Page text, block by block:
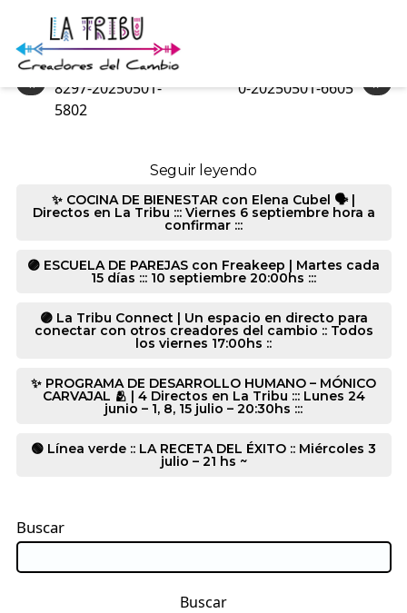
«
8297-20250501-
5802
»
0-20250501-6605
Seguir leyendo
✨ COCINA DE BIENESTAR con Elena Cubel 🗣️ |
Directos en La Tribu ::: Viernes 6 septiembre hora a
confirmar :::
🟣 ESCUELA DE PAREJAS con Freakeep | Martes cada
15 días ::: 10 septiembre 20:00hs :::
🟣 La Tribu Connect | Un espacio en directo para
conectar con otros creadores del cambio :: Todos
los viernes 17:00hs ::
✨ PROGRAMA DE DESARROLLO HUMANO – MÓNICO
CARVAJAL 🫂 | 4 Directos en La Tribu ::: Lunes 24
junio – 1, 8, 15 julio – 20:30hs :::
🟢 Línea verde :: LA RECETA DEL ÉXITO :: Miércoles 3
julio – 21 hs ~
Buscar
Buscar